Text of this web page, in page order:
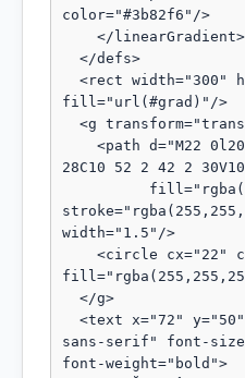
color="#3b82f6"/>
fill="url(#grad)"/>
28C10 52 2 42 2
width="1.5"/>
sans-serif" font-
font-weight="bold">